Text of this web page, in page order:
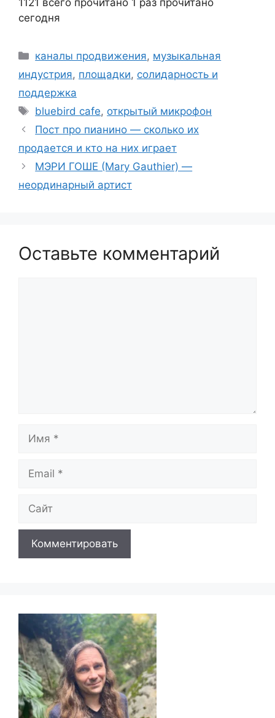
сегодня
Рубрики
каналы продвижения, музыкальная
индустрия, площадки, солидарность и
поддержка
Метки
bluebird cafe, открытый микрофон
Пост про пианино — сколько их
продается и кто на них играет
МЭРИ ГОШЕ (Mary Gauthier) —
неординарный артист
Оставьте комментарий